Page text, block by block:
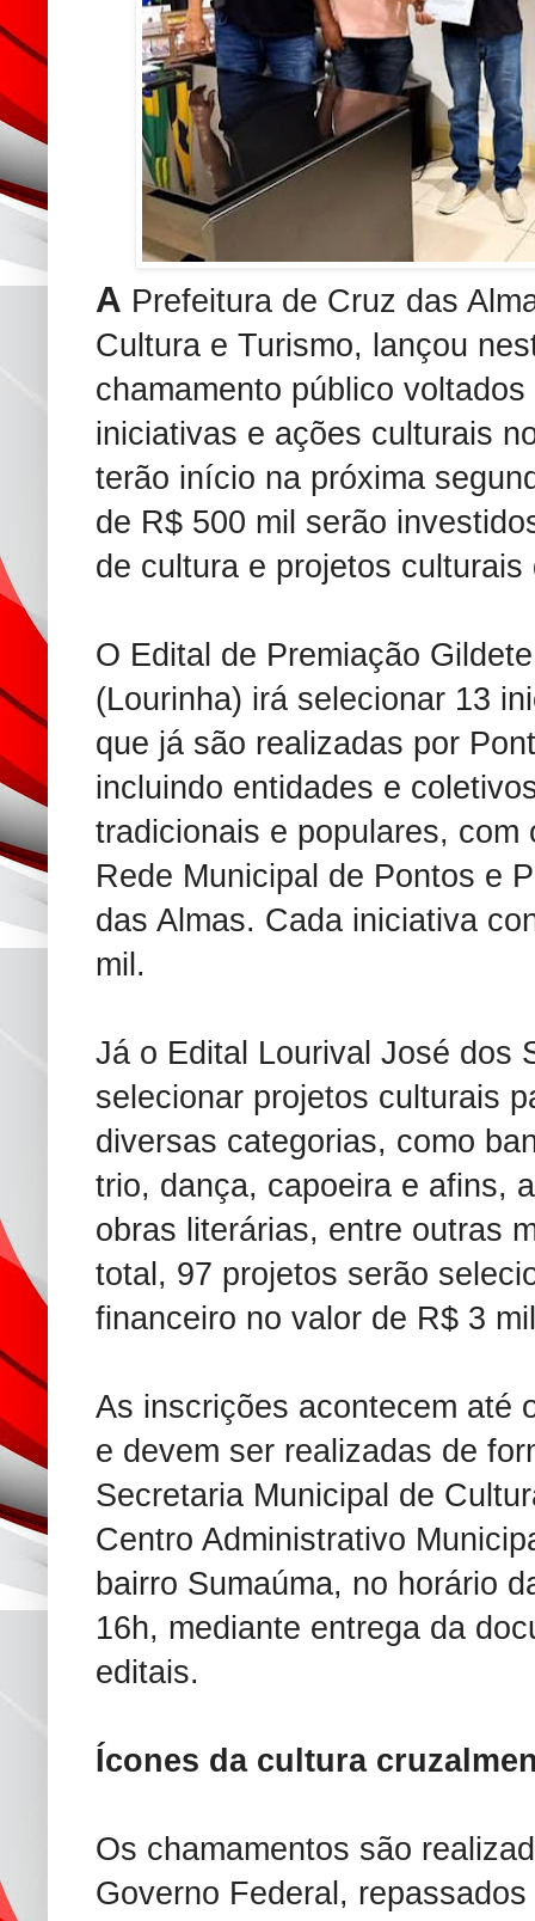
A Prefeitura de Cruz das
Cultura e Turismo, lançou
chamamento público
iniciativas e ações culturais
terão início na próxima
de R$ 500 mil serão
de cultura e projetos culturais
O Edital de Premiação
(Lourinha) irá selecionar 13
que já são realizadas por
incluindo entidades e
tradicionais e populares,
Rede Municipal de Pontos e
das Almas. Cada iniciativa
mil.
Já o Edital Lourival José dos
selecionar projetos culturais
diversas categorias, como
trio, dança, capoeira e afins,
obras literárias, entre outras
total, 97 projetos serão
financeiro no valor de R$ 3
As inscrições acontecem até
e devem ser realizadas de
Secretaria Municipal de
Centro Administrativo
bairro Sumaúma, no horário
16h, mediante entrega da
editais.
Ícones da cultura
Os chamamentos são
Governo Federal,